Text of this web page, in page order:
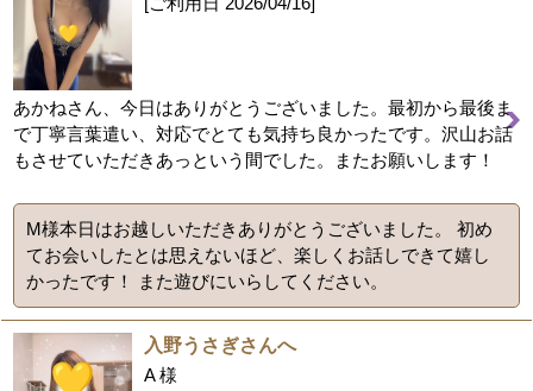
あかねさん、今日はありがとうございました。最初から最後ま
で丁寧言葉遣い、対応でとても気持ち良かったです。沢山お話
もさせていただきあっという間でした。またお願いします！
M様本日はお越しいただきありがとうございました。 初め
てお会いしたとは思えないほど、楽しくお話しできて嬉し
かったです！ また遊びにいらしてください。
入野うさぎさんへ
A 様